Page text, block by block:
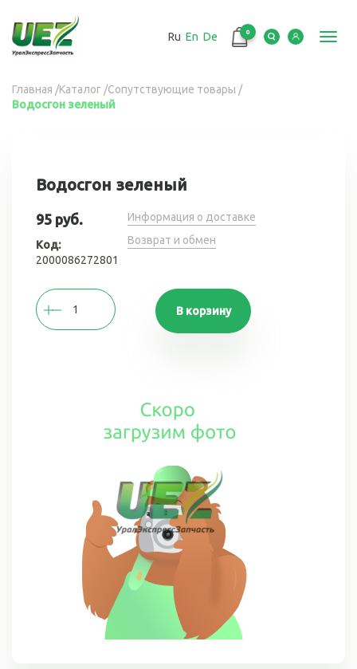
основному
содержанию
Ru En De 0
Вы
здесь
Главная /Каталог /Сопутствующие товары /
Водосгон зеленый
Водосгон зеленый
95 руб.
Код:
2000086272801
Информация о доставке
Возврат и обмен
В корзину